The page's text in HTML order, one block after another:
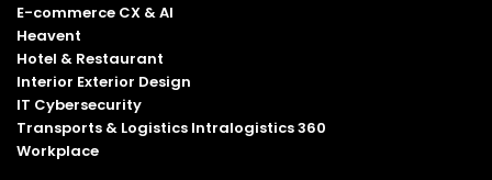
E-commerce CX & AI
Heavent
Hotel & Restaurant
Interior Exterior Design
IT Cybersecurity
Transports & Logistics Intralogistics 360
Workplace